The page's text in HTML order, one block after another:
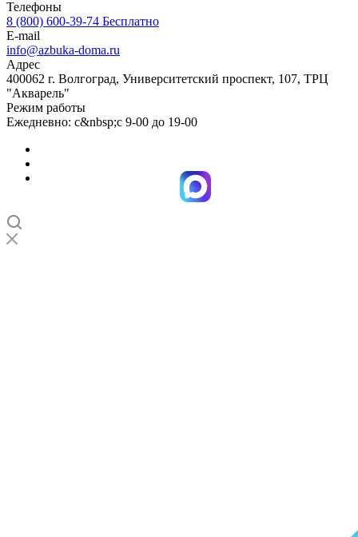
Телефоны
8 (800) 600-39-74 Бесплатно
E-mail
info@azbuka-doma.ru
Адрес
400062 г. Волгоград, Университетский проспект, 107, ТРЦ
"Акварель"
Режим работы
Ежедневно: с&nbsp;с 9-00 до 19-00